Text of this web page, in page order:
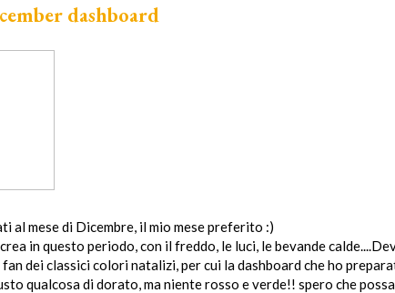
dashboard
al mese di Dicembre, il mio mese preferito :)
in questo periodo, con il freddo, le luci, le bevande
dei classici colori natalizi, per cui la dashboard che ho
qualcosa di dorato, ma niente rosso e verde!! spero che